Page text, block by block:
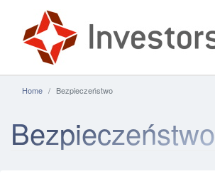
Home Bezpieczeństwo
Bezpieczeństwo